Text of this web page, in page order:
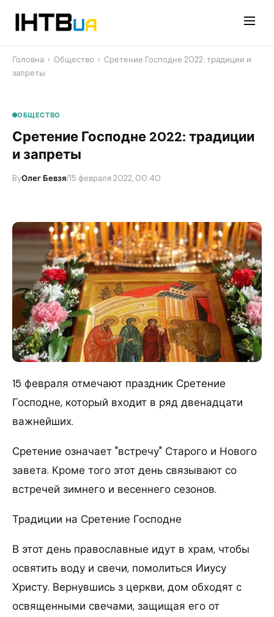
Головна › Общество › Сретение Господне 2022: традиции и
запреты
ОБЩЕСТВО
Сретение Господне 2022: традиции
и запреты
ByОлег Бевзя/15 февраля 2022, 00:40
15 февраля отмечают праздник Сретение
Господне, который входит в ряд двенадцати
важнейших.
Сретение означает "встречу" Старого и Нового
завета. Кроме того этот день связывают со
встречей зимнего и весеннего сезонов.
Традиции на Сретение Господне
В этот день православные идут в храм, чтобы
освятить воду и свечи, помолиться Ииусу
Христу. Вернувшись з церкви, дом обходят с
освященными свечами, защищая его от